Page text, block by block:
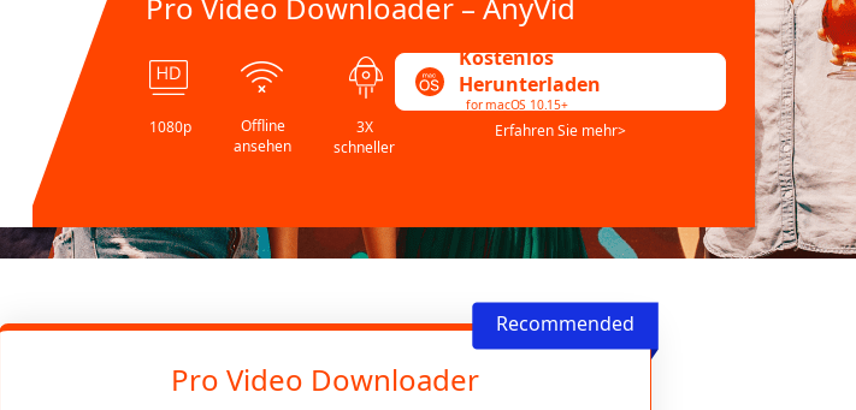
1080p
Offline
ansehen
3X
schneller
Kostenlos
Herunterladen
for macOS 10.15+
Erfahren Sie mehr>
Pro Video Downloader